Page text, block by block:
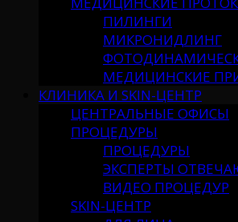
ПИЛИНГИ
МИКРОНИДЛИНГ
МЕДИЦИНСКИЕ
КЛИНИКА И SKIN-ЦЕНТР
ЦЕНТРАЛЬНЫЕ ОФИСЫ
ПРОЦЕДУРЫ
ПРОЦЕДУРЫ
ЭКСПЕРТЫ
ВИДЕО ПРОЦЕДУР
SKIN-ЦЕНТР